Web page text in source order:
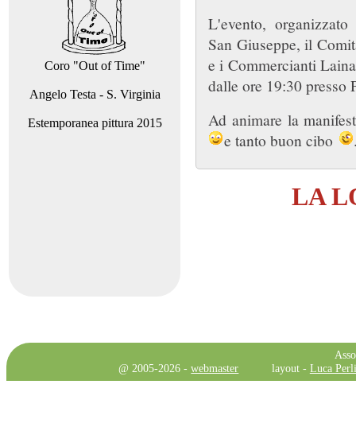
Coro "Out of Time"
Angelo Testa - S. Virginia
Estemporanea pittura 2015
L'evento,
San Giuseppe, il
e i Commercianti
dalle ore 19:30 presso
Ad animare la
e tanto buon cibo
LA
@ 2005-2026 -webmaster layout - Luca